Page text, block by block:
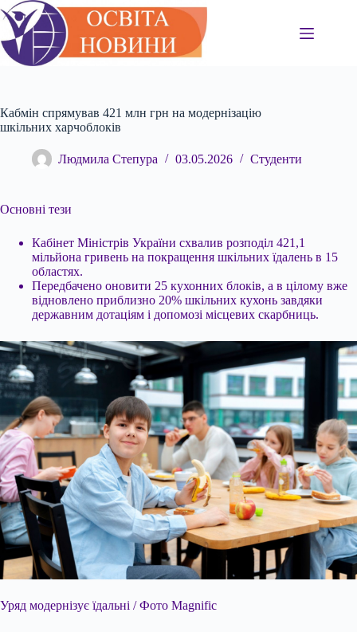
Перейти
до
вмісту
Кабмін спрямував 421 млн грн на модернізацію
шкільних харчоблоків
Людмила Степура 03.05.2026 Студенти
Основні тези
Кабінет Міністрів України схвалив розподіл 421,1
мільйона гривень на покращення шкільних їдалень в 15
областях.
Передбачено оновити 25 кухонних блоків, а в цілому вже
відновлено приблизно 20% шкільних кухонь завдяки
державним дотаціям і допомозі місцевих скарбниць.
Уряд модернізує їдальні / Фото Magnific